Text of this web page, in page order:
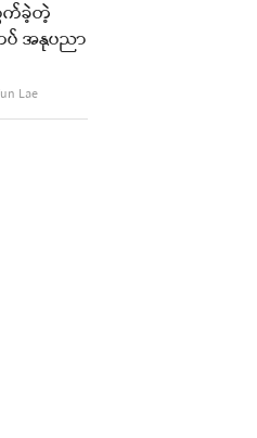
က်ခဲ့တဲ့
ပ် အနုပညာ
Lae